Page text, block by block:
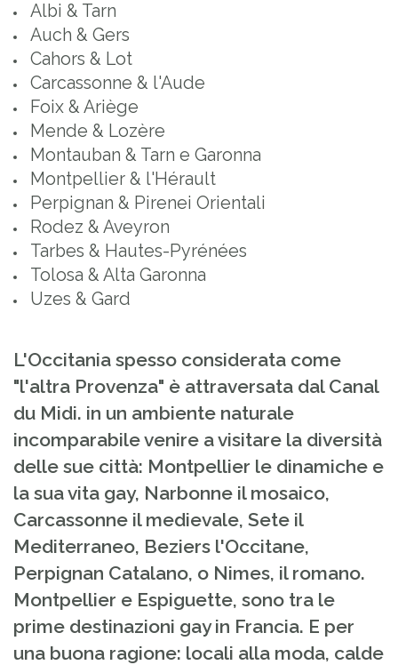
Albi & Tarn
Auch & Gers
Cahors & Lot
Carcassonne & l'Aude
Foix & Ariège
Mende & Lozère
Montauban & Tarn e Garonna
Montpellier & l'Hérault
Perpignan & Pirenei Orientali
Rodez & Aveyron
Tarbes & Hautes-Pyrénées
Tolosa & Alta Garonna
Uzes & Gard
L'Occitania spesso considerata come
"l'altra Provenza" è attraversata dal Canal
du Midi. in un ambiente naturale
incomparabile venire a visitare la diversità
delle sue città: Montpellier le dinamiche e
la sua vita gay, Narbonne il mosaico,
Carcassonne il medievale, Sete il
Mediterraneo, Beziers l'Occitane,
Perpignan Catalano, o Nimes, il romano.
Montpellier e Espiguette, sono tra le
prime destinazioni gay in Francia. E per
una buona ragione: locali alla moda, calde